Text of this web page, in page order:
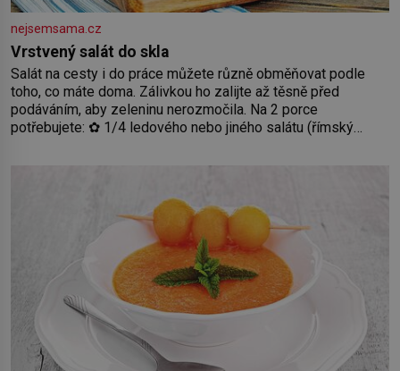
nejsemsama.cz
Vrstvený salát do skla
Salát na cesty i do práce můžete různě obměňovat podle
toho, co máte doma. Zálivkou ho zalijte až těsně před
podáváním, aby zeleninu nerozmočila. Na 2 porce
potřebujete: ✿ 1/4 ledového nebo jiného salátu (římský
2 rajčata Zálivka: ✿ 4 lžíce olivového oleje ✿ 1 lžíci citronové